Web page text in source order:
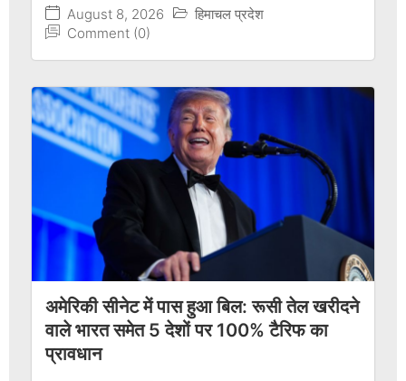
August 8, 2026
हिमाचल प्रदेश
Comment (0)
अमेरिकी सीनेट में पास हुआ बिल: रूसी तेल खरीदने
वाले भारत समेत 5 देशों पर 100% टैरिफ का
प्रावधान